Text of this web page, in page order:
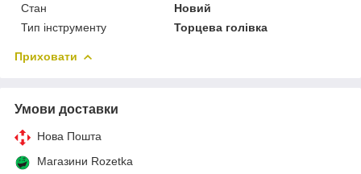
Стан
Новий
Тип інструменту
Торцева голівка
Приховати
Умови доставки
Нова Пошта
Магазини Rozetka